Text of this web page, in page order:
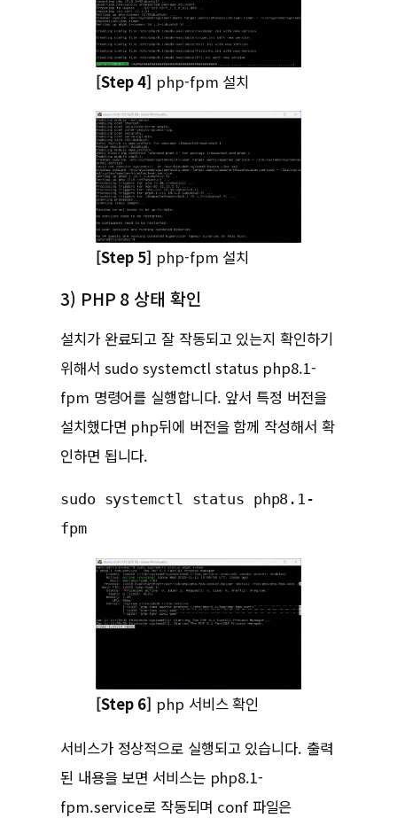
[Step 4] php-fpm 설치
[Step 5] php-fpm 설치
3) PHP 8 상태 확인
설치가 완료되고 잘 작동되고 있는지 확인하기
위해서 sudo systemctl status php8.1-
fpm 명령어를 실행합니다. 앞서 특정 버전을
설치했다면 php뒤에 버전을 함께 작성해서 확
인하면 됩니다.
sudo systemctl status php8.1-
fpm
[Step 6] php 서비스 확인
서비스가 정상적으로 실행되고 있습니다. 출력
된 내용을 보면 서비스는 php8.1-
fpm.service로 작동되며 conf 파일은